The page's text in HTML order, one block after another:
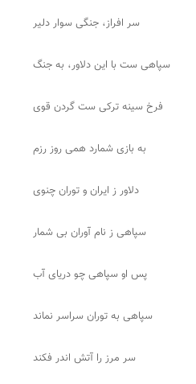
سر افراز، جنگی سوار دلیر
سپاهی ست با این دلاور، به جنگ
فرخ سینه ترکی ست گردن قوی
به بازی شمارد همی روز رزم
دلاور ز ایران و توران چنوی
سپاهی ز نام آوران بی شمار
پس او سپاهی چو دریای آب
سپاهی به توران سراسر نماند
سر مرز را آتش اندر فکند